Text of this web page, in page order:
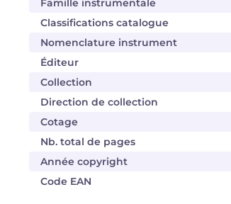
Famille instrumentale
Classifications catalogue
Nomenclature instrument
Éditeur
Collection
Direction de collection
Cotage
Nb. total de pages
Année copyright
Code EAN